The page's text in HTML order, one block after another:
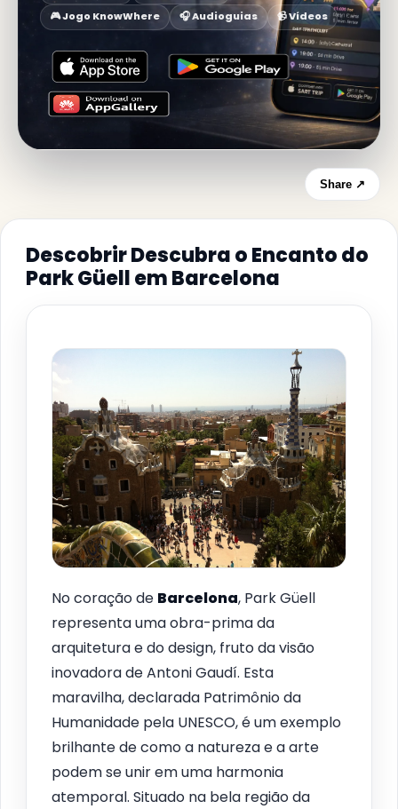
🎮 Jogo KnowWhere
🎧 Audioguias 📹 Vídeos
Share ↗
Descobrir Descubra o Encanto do
Park Güell em Barcelona
No coração de Barcelona, Park Güell
representa uma obra-prima da
arquitetura e do design, fruto da visão
inovadora de Antoni Gaudí. Esta
maravilha, declarada Patrimônio da
Humanidade pela UNESCO, é um exemplo
brilhante de como a natureza e a arte
podem se unir em uma harmonia
atemporal. Situado na bela região da